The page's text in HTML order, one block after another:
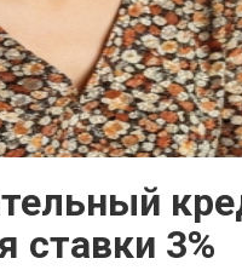
ставки 3%